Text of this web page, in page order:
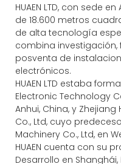
HUAEN LTD, con sede
de 18.600 metros
de alta tecnología
combina investigación,
posventa de
electrónicos.
HUAEN LTD estaba
Electronic Technology
Anhui, China, y
Co., Ltd, cuyo
Machinery Co., Ltd, en
HUAEN cuenta con su
Desarrollo en Shanghái,